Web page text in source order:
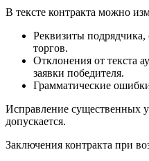
В тексте контракта можно
Реквизиты подрядчика,
торгов.
Отклонения от текста
заявки победителя.
Грамматические
Исправление существенных
допускается.
Заключения контракта при